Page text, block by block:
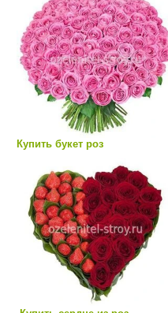
Купить букет роз